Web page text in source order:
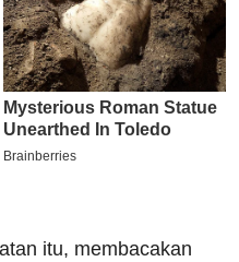
itu, membacakan